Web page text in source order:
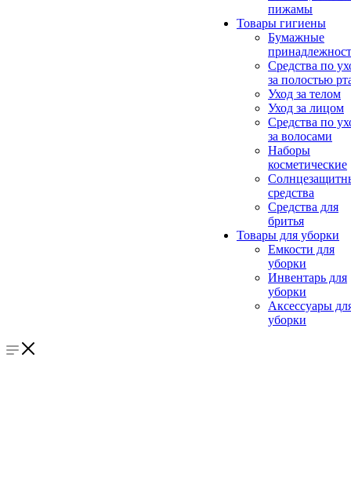
пижамы
Товары гигиены
Бумажные
Средства по
за полостью
Уход за телом
Уход за лицом
Средства по
за волосами
Наборы
косметические
средства
Средства для
бритья
Товары для уборки
Емкости для
уборки
Инвентарь для
уборки
Аксессуары
уборки